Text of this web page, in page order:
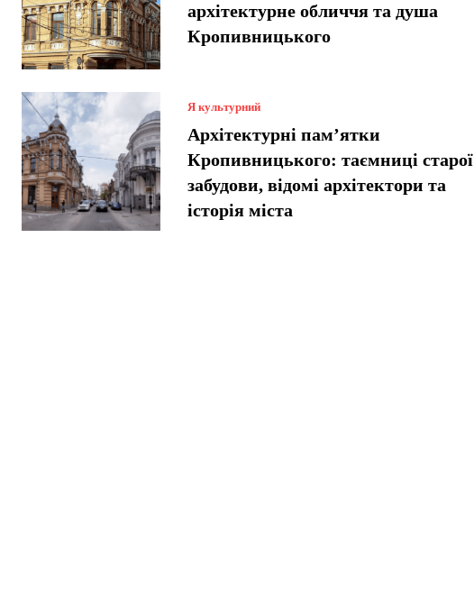
архітектурне обличчя та душа
Кропивницького
Я культурний
Архітектурні пам’ятки
Кропивницького: таємниці старої
забудови, відомі архітектори та
історія міста